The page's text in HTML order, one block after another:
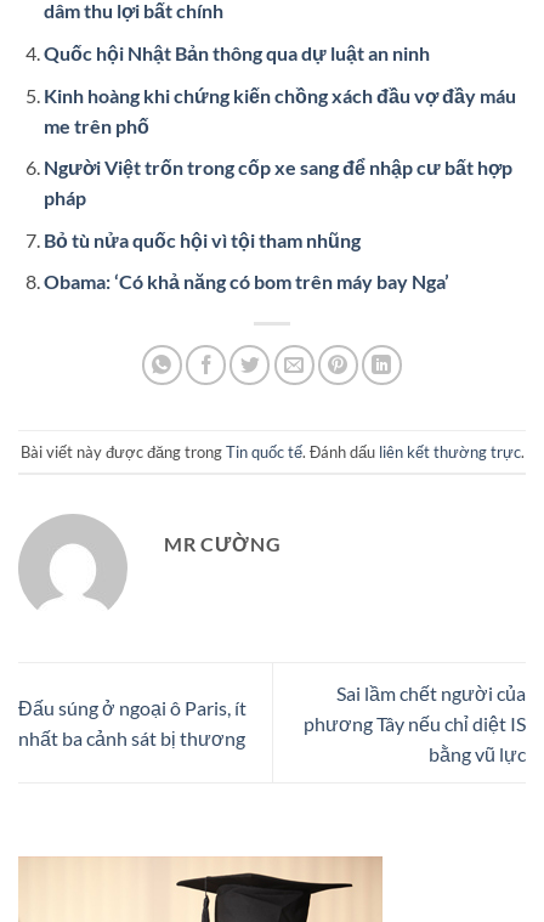
dâm thu lợi bất chính
Quốc hội Nhật Bản thông qua dự luật an ninh
Kinh hoàng khi chứng kiến chồng xách đầu vợ đầy máu
me trên phố
Người Việt trốn trong cốp xe sang để nhập cư bất hợp
pháp
Bỏ tù nửa quốc hội vì tội tham nhũng
Obama: ‘Có khả năng có bom trên máy bay Nga’
Bài viết này được đăng trongTin quốc tế. Đánh dấu liên kết thường trực.
MR CƯỜNG
Đấu súng ở ngoại ô Paris, ít
nhất ba cảnh sát bị thương
Sai lầm chết người của
phương Tây nếu chỉ diệt IS
bằng vũ lực